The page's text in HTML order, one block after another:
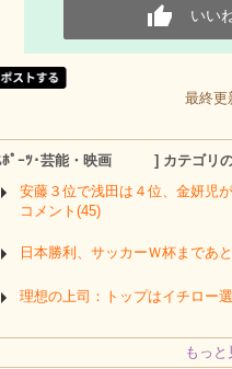
いい
最終更
ﾎﾟｰﾂ･芸能・映画 ] カテゴリの
安藤３位で浅田は４位、金妍
コメント(45)
日本勝利、サッカーＷ杯まであ
理想の上司：トップはイチロー
もっと